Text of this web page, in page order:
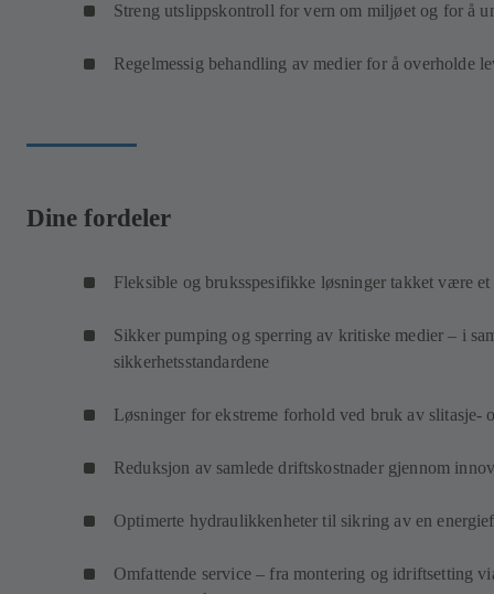
Streng utslippskontroll for vern om miljøet og for å
Regelmessig behandling av medier for å overholde
Dine fordeler
Fleksible og bruksspesifikke løsninger takket være
Sikker pumping og sperring av kritiske medier – i
sikkerhetsstandardene
Løsninger for ekstreme forhold ved bruk av slitasje-
Reduksjon av samlede driftskostnader gjennom
Optimerte hydraulikkenheter til sikring av en
Omfattende service – fra montering og idriftsetting